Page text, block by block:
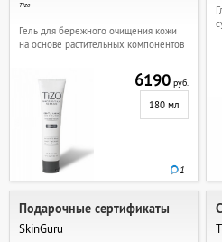
Tizo
Гель для бережного очищения кожи
на основе растительных компонентов
6190руб.
180 мл
1
Подарочные сертификаты
SkinGuru